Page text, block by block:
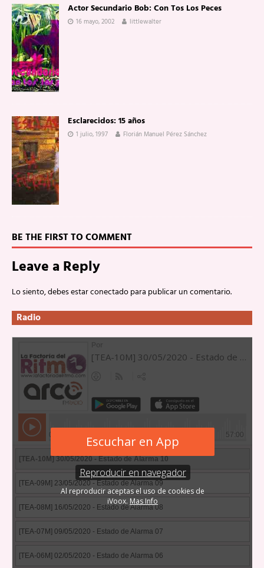
Actor Secundario Bob: Con Tos Los Peces
16 mayo, 2002 littlewalter
Esclarecidos: 15 años
1 julio, 1997 Florián Manuel Pérez Sánchez
BE THE FIRST TO COMMENT
Leave a Reply
Lo siento, debes estarconectadopara publicar un comentario.
Radio